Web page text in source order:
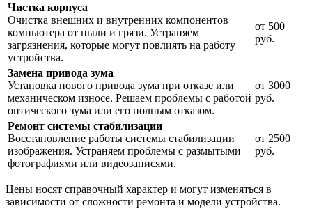
Чистка корпуса
Очистка внешних и внутренних компонентов
компьютера от пыли и грязи. Устраняем
загрязнения, которые могут повлиять на работу
устройства.
от 500
руб.
Замена привода зума
Установка нового привода зума при отказе или
механическом износе. Решаем проблемы с работой
оптического зума или его полным отказом.
от 3000
руб.
Ремонт системы стабилизации
Восстановление работы системы стабилизации
изображения. Устраняем проблемы с размытыми
фотографиями или видеозаписями.
от 2500
руб.
Цены носят справочный характер и могут изменяться в
зависимости от сложности ремонта и модели устройства.